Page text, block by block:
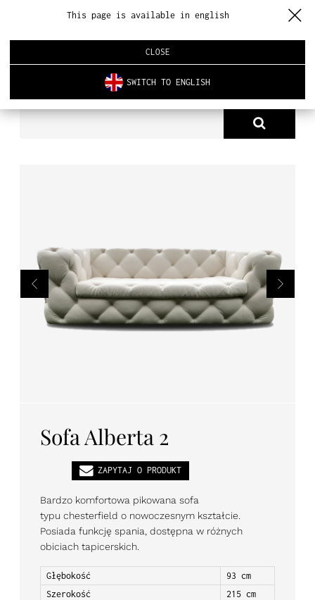
O NAS
REALIZACJE
AKTUALNOŚCI
SOFY & FOTELE SOFA ALBERTA 2
Sofa Alberta 2
ZAPYTAJ O PRODUKT
Bardzo komfortowa pikowana sofa
typu chesterfield o nowoczesnym kształcie.
Posiada funkcję spania, dostępna w różnych
obiciach tapicerskich.
Głębokość
93 cm
Szerokość
215 cm
This page is available in english
CLOSE
SWITCH TO ENGLISH